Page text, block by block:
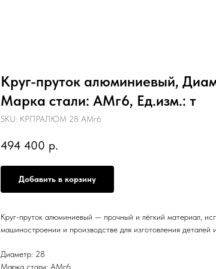
Круг-пруток алюминиевый,
Марка стали: АМг6, Ед.изм.: т
SKU: КРПРАЛЮМ 28 АМг6
494 400 р.
Добавить в корзину
Круг-пруток алюминиевый — прочный и лёгкий материал,
машиностроении и производстве для изготовления деталей
Диаметр: 28
Марка стали: АМг6